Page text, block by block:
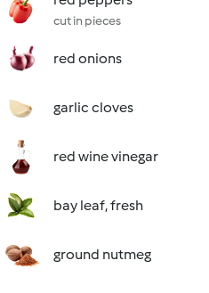
cut in pieces
red onions
garlic cloves
red wine vinegar
bay leaf, fresh
ground nutmeg